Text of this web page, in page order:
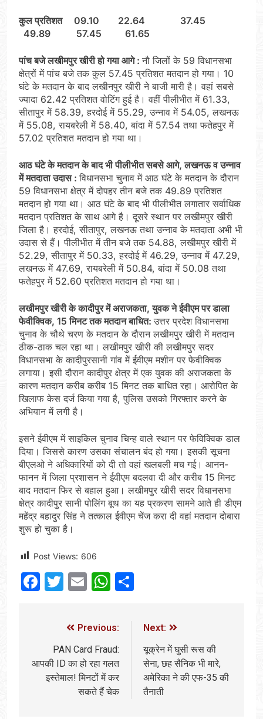
कुल प्रतिशत 09.10 22.64 37.45
49.89 57.45 61.65
पांच बजे लखीमपुर खीरी हो गया आगे :नौ जिलों के 59 विधानसभा
क्षेत्रों में पांच बजे तक कुल 57.45 प्रतिशत मतदान हो गया। 10
घंटे के मतदान के बाद लखीनपुर खीरी ने बाजी मारी है। वहां सबसे
ज्यादा 62.42 प्रतिशत वोटिंग हुई है। वहीं पीलीभीत में 61.33,
सीतापुर में 58.39, हरदोई में 55.29, उन्नाव में 54.05, लखनऊ
में 55.08, रायबरेली में 58.40, बांदा में 57.54 तथा फतेहपुर में
57.02 प्रतिशत मतदान हो गया था।
आठ घंटे के मतदान के बाद भी पीलीभीत सबसे आगे, लखनऊ व उन्नाव
में मतदाता उदास :विधानसभा चुनाव में आठ घंटे के मतदान के दौरान
59 विधानसभा क्षेत्र में दोपहर तीन बजे तक 49.89 प्रतिशत
मतदान हो गया था। आठ घंटे के बाद भी पीलीभीत लगातार सर्वाधिक
मतदान प्रतिशत के साथ आगे है। दूसरे स्थान पर लखीमपुर खीरी
जिला है। हरदोई, सीतापुर, लखनऊ तथा उन्नाव के मतदाता अभी भी
उदास से हैं। पीलीभीत में तीन बजे तक 54.88, लखीमपुर खीरी में
52.29, सीतापुर में 50.33, हरदोई में 46.29, उन्नाव में 47.29,
लखनऊ में 47.69, रायबरेली में 50.84, बांदा में 50.08 तथा
फतेहपुर में 52.60 प्रतिशत मतदान हो गया था।
लखीमपुर खीरी के कादीपुर में अराजकता, युवक ने ईवीएम पर डाला
फेवीक्विक, 15 मिनट तक मतदान बाधित:उत्तर प्रदेश विधानसभा
चुनाव के चौथे चरण के मतदान के दौरान लखीमपुर खीरी में मतदान
ठीक-ठाक चल रहा था। लखीमपुर खीरी की लखीमपुर सदर
विधानसभा के कादीपुरसानी गांव में ईवीएम मशीन पर फेवीक्विक
लगाया। इसी दौरान कादीपुर क्षेत्र में एक युवक की अराजकता के
कारण मतदान करीब करीब 15 मिनट तक बाधित रहा। आरोपित के
खिलाफ केस दर्ज किया गया है, पुलिस उसको गिरफ्तार करने के
अभियान में लगी है।
इसने ईवीएम में साइकिल चुनाव चिन्ह वाले स्थान पर फेविक्विक डाल
दिया। जिससे कारण उसका संचालन बंद हो गया। इसकी सूचना
बीएलओ ने अधिकारियों को दी तो वहां खलबली मच गई। आनन-
फानन में जिला प्रशासन ने ईवीएम बदलवा दी और करीब 15 मिनट
बाद मतदान फिर से बहाल हुआ। लखीमपुर खीरी सदर विधानसभा
क्षेत्र कादीपुर सानी पोलिंग बूथ का यह प्रकरण सामने आते ही डीएम
महेंद्र बहादुर सिंह ने तत्काल ईवीएम चेंज करा दी वहां मतदान दोबारा
शुरू हो चुका है।
Post Views: 606
Facebook
Twitter
EmailWhatsApp
Previous:
PAN Card Fraud:
आपकी ID का हो रहा गलत
इस्तेमाल! मिनटों में कर
सकते हैं चेक
Next:
यूक्रेन में घुसी रूस की
सेना, छह सैनिक भी मारे,
अमेरिका ने की एफ-35 की
तैनाती